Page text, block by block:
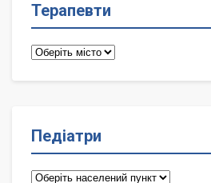
Терапевти
Терапевти
Педіатри
Педіатри